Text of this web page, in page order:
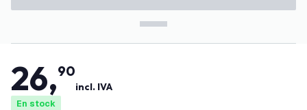
26,90
incl. IVA
En stock